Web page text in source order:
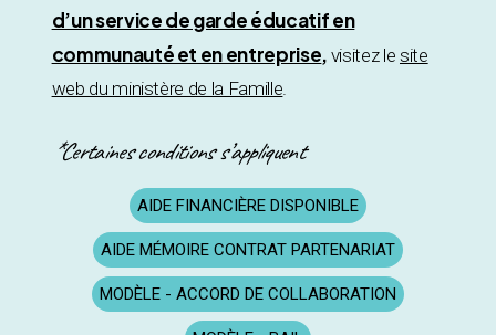
d’un service de garde éducatif en
communauté et en entreprise, visitez le site
web du ministère de la Famille.
*Certaines conditions s’appliquent
AIDE FINANCIÈRE DISPONIBLE
AIDE MÉMOIRE CONTRAT PARTENARIAT
MODÈLE - ACCORD DE COLLABORATION